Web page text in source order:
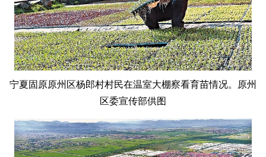
宁夏固原原州区杨郎村村民在温室大棚察看育苗情况。原州
区委宣传部供图